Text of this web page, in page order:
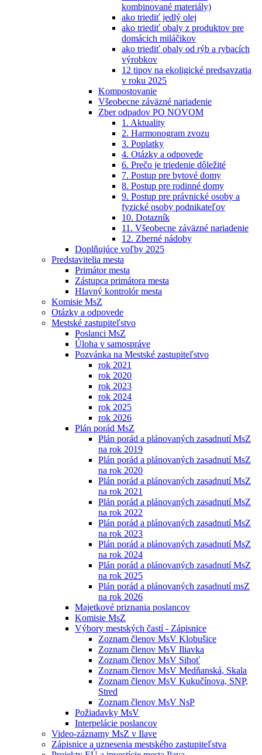
kombinované materiály)
ako triediť jedlý olej
ako triediť obaly z produktov pre
domácich miláčikov
ako triediť obaly od rýb a rybacích
výrobkov
12 tipov na ekoligické predsavzatia
v roku 2025
Kompostovanie
Všeobecne záväzné nariadenie
Zber odpadov PO NOVOM
1. Aktuality
2. Harmonogram zvozu
3. Poplatky
4. Otázky a odpovede
6. Prečo je triedenie dôležité
7. Postup pre bytové domy
8. Postup pre rodinné domy
9. Postup pre právnické osoby a
fyzické osoby podnikateľov
10. Dotazník
11. Všeobecne záväzné nariadenie
12. Zberné nádoby
Doplňujúce voľby 2025
Predstavitelia mesta
Primátor mesta
Zástupca primátora mesta
Hlavný kontrolór mesta
Komisie MsZ
Otázky a odpovede
Mestské zastupiteľstvo
Poslanci MsZ
Úloha v samospráve
Pozvánka na Mestské zastupiteľstvo
rok 2021
rok 2020
rok 2023
rok 2024
rok 2025
rok 2026
Plán porád MsZ
Plán porád a plánovaných zasadnutí MsZ
na rok 2019
Plán porád a plánovaných zasadnutí MsZ
na rok 2020
Plán porád a plánovaných zasadnutí MsZ
na rok 2021
Plán porád a plánovaných zasadnutí MsZ
na rok 2022
Plán porád a plánovaných zasadnutí MsZ
na rok 2023
Plán porád a plánovaných zasadnutí MsZ
na rok 2024
Plán porád a plánovaných zasadnutí MsZ
na rok 2025
Plán porád a plánovaných zasadnutí msZ
na rok 2026
Majetkové priznania poslancov
Komisie MsZ
Výbory mestských častí - Zápisnice
Zoznam členov MsV Klobušice
Zoznam členov MsV Iliavka
Zoznam členov MsV Sihoť
Zoznam členov MsV Medňanská, Skala
Zoznam členov MsV Kukučínova, SNP,
Stred
Zoznam členov MsV NsP
Požiadavky MsV
Interpelácie poslancov
Video-záznamy MsZ v Ilave
Zápisnice a uznesenia mestského zastupiteľstva